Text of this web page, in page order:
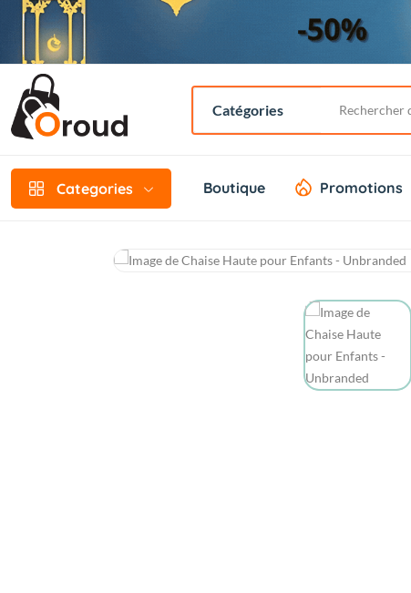
Categories Boutique Promotions